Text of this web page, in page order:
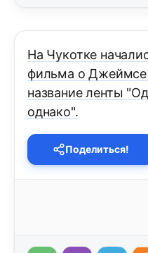
На Чукотке
фильма о Джеймсе
название ленты
однако".
Поделиться!